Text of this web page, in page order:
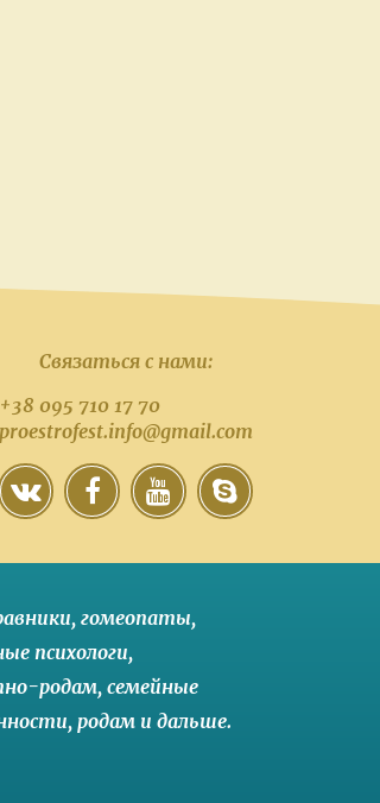
Связаться с нами:
+38 095 710 17 70
proestrofest.info@gmail.com
гомеопаты,
психологи,
родам, семейные
, родам и дальше.